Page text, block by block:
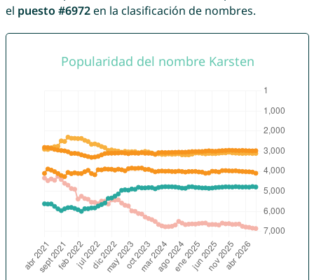
el puesto #6972en la clasificación de nombres.